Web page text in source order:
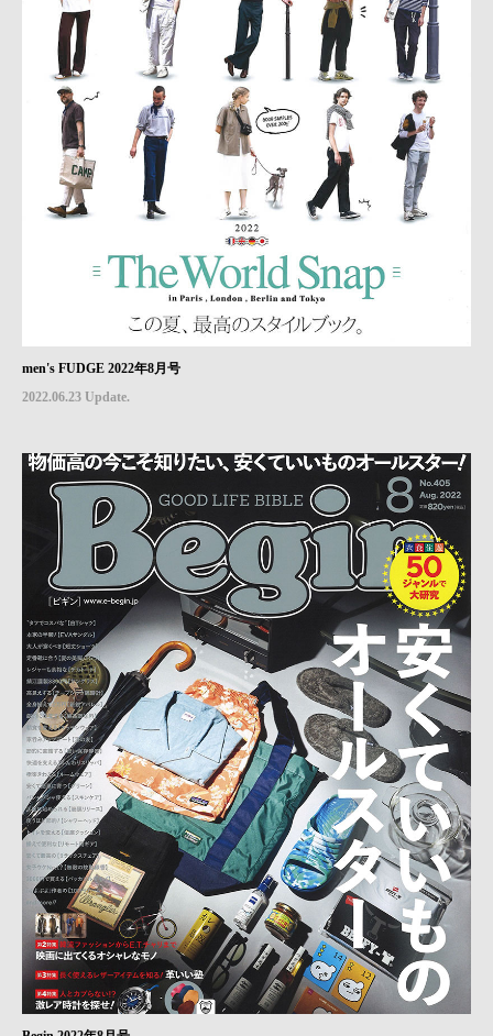
men's FUDGE 2022年8月号
2022.06.23 Update.